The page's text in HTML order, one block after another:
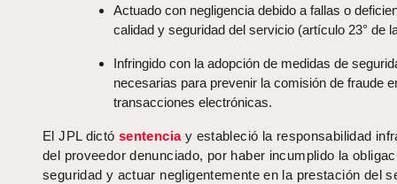
Actuado con negligencia debido a fallas o
calidad y seguridad del servicio (artículo 23° de
Infringido con la adopción de medidas de
necesarias para prevenir la comisión de fraude
transacciones electrónicas.
El JPL dictó sentenciay estableció la responsabilidad
del proveedor denunciado, por haber incumplido la
seguridad y actuar negligentemente en la prestación del